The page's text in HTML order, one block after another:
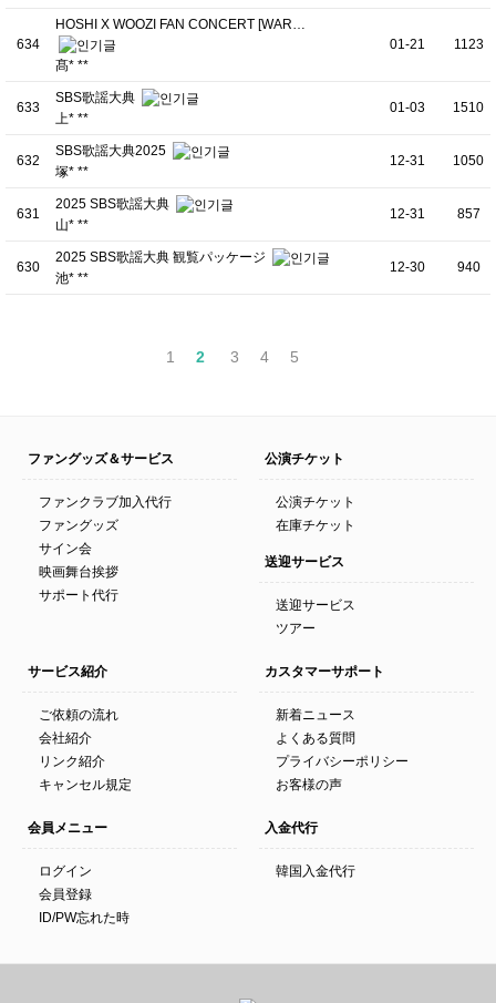
634
HOSHI X WOOZI FAN CONCERT [WAR…
髙* **
01-21 1123
633
SBS歌謡大典
上* **
01-03 1510
632
SBS歌謡大典2025
塚* **
12-31 1050
631
2025 SBS歌謡大典
山* **
12-31 857
630
2025 SBS歌謡大典 観覧パッケージ
池* **
12-30 940
1 2 3 4 5
ファングッズ＆サービス
ファンクラブ加入代行
ファングッズ
サイン会
映画舞台挨拶
サポート代行
公演チケット
公演チケット
在庫チケット
送迎サービス
送迎サービス
ツアー
サービス紹介
ご依頼の流れ
会社紹介
リンク紹介
キャンセル規定
カスタマーサポート
新着ニュース
よくある質問
プライバシーポリシー
お客様の声
会員メニュー
ログイン
会員登録
ID/PW忘れた時
入金代行
韓国入金代行